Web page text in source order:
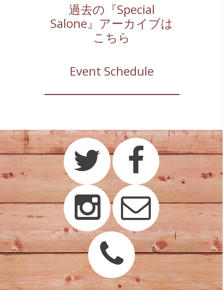
過去の『Special
Salone』アーカイブは
こちら
Event Schedule